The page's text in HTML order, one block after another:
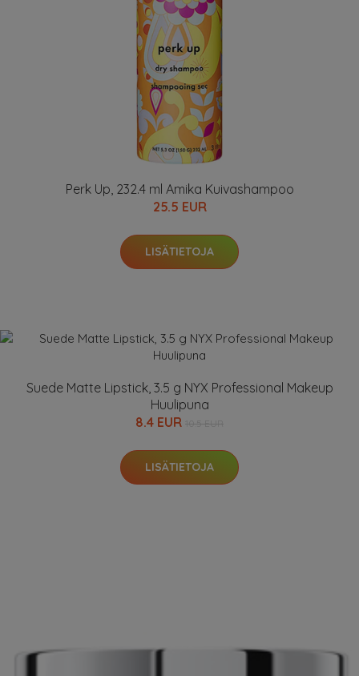
Perk Up, 232.4 ml Amika Kuivashampoo
25.5 EUR
LISÄTIETOJA
Suede Matte Lipstick, 3.5 g NYX Professional Makeup
Huulipuna
8.4 EUR
LISÄTIETOJA